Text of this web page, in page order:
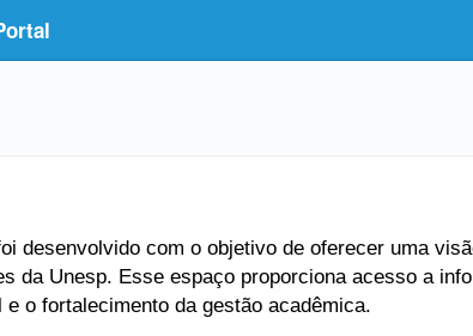
desenvolvido com o objetivo de oferecer uma
da Unesp. Esse espaço proporciona acesso a
o fortalecimento da gestão acadêmica.